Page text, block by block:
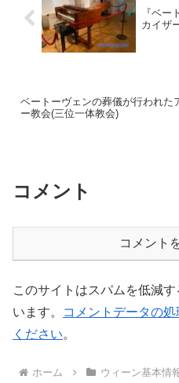
『ベー
カイザ
ベートーヴェンの葬儀が行われた
ー教会(三位一体教会)
コメント
コメント
このサイトはスパムを低減
います。
コメントデータの
ください。
ホーム ウィーン基本情